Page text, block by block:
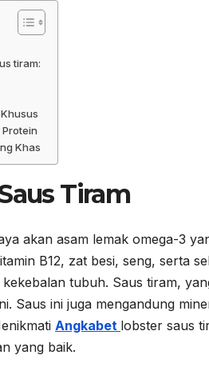
tiram:
Khas
Tiram
akan asam lemak omega-3
B12, zat besi, seng, serta
tubuh. Saus tiram,
Saus ini juga mengandung
Angkabet lobster saus
yang baik.